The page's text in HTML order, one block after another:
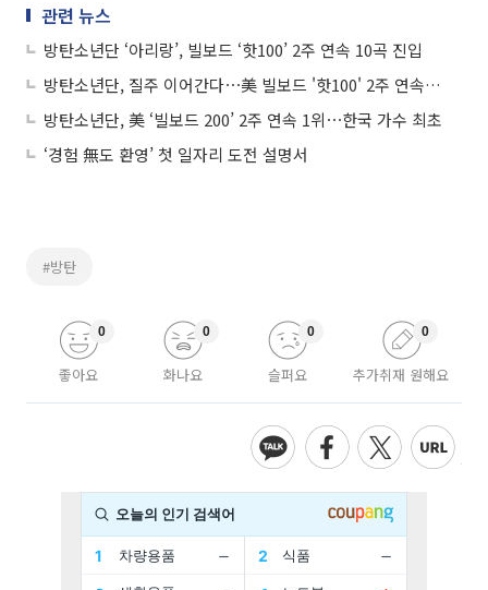
관련 뉴스
방탄소년단 ‘아리랑’, 빌보드 ‘핫100’ 2주 연속 10곡 진입
방탄소년단, 질주 이어간다⋯美 빌보드 '핫100' 2주 연속 최상위권
방탄소년단, 美 ‘빌보드 200’ 2주 연속 1위⋯한국 가수 최초
‘경험 無도 환영’ 첫 일자리 도전 설명서
#방탄
좋아요
0
화나요
0
슬퍼요
0
추가취재 원해요
0